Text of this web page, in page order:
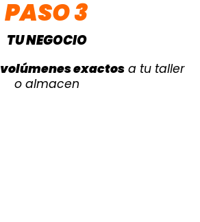
PASO 3
TU NEGOCIO
volúmenes exactos a tu taller
o almacen